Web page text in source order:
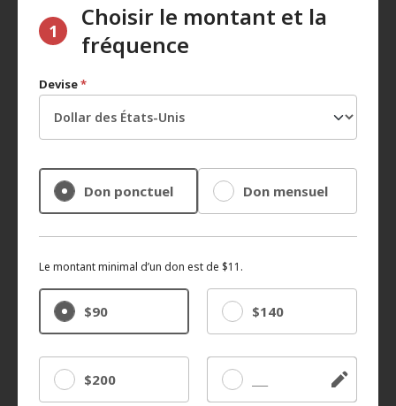
1
Choisir le montant et la
fréquence
Devise*
Don ponctuel Don mensuel
Le montant minimal d’un don est de $11.
$90 $140
$200 Autre